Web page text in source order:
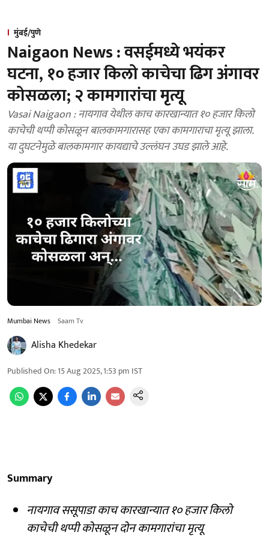
मुंबई/पुणे
Naigaon News : वसईमध्ये भयंकर
घटना, १० हजार किलो काचेचा ढिग अंगावर
कोसळला; २ कामगारांचा मृत्यू
Vasai Naigaon : नायगाव येथील काच कारखान्यात १० हजार किलो
काचेची थप्पी कोसळून बालकामगारासह एका कामगाराचा मृत्यू झाला.
या दुघटनेमुळे बालकामगार कायद्याचे उल्लंघन उघड झाले आहे.
Mumbai News Saam Tv
Alisha Khedekar
Published On:15 Aug 2025, 1:53 pm IST
Summary
नायगाव ससूपाडा काच कारखान्यात १० हजार किलो
काचेची थप्पी कोसळून दोन कामगारांचा मृत्यू